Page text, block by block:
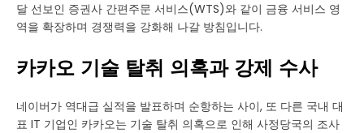
달 선보인 증권사 간편주문 서비스(WTS)와 같이 금융 서비스 영
역을 확장하며 경쟁력을 강화해 나갈 방침입니다.
카카오 기술 탈취 의혹과 강제 수사
네이버가 역대급 실적을 발표하며 순항하는 사이, 또 다른 국내 대
표 IT 기업인 카카오는 기술 탈취 의혹으로 인해 사정당국의 조사